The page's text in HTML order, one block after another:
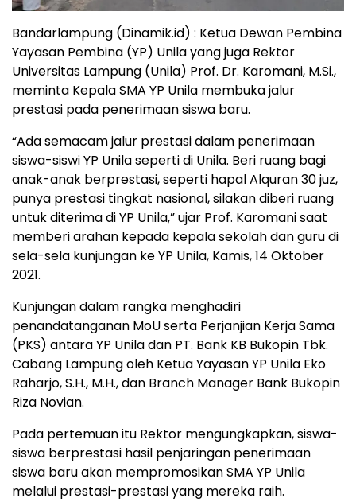
Bandarlampung (Dinamik.id) : Ketua Dewan Pembina
Yayasan Pembina (YP) Unila yang juga Rektor
Universitas Lampung (Unila) Prof. Dr. Karomani, M.Si.,
meminta Kepala SMA YP Unila membuka jalur
prestasi pada penerimaan siswa baru.
“Ada semacam jalur prestasi dalam penerimaan
siswa-siswi YP Unila seperti di Unila. Beri ruang bagi
anak-anak berprestasi, seperti hapal Alquran 30 juz,
punya prestasi tingkat nasional, silakan diberi ruang
untuk diterima di YP Unila,” ujar Prof. Karomani saat
memberi arahan kepada kepala sekolah dan guru di
sela-sela kunjungan ke YP Unila, Kamis, 14 Oktober
2021.
Kunjungan dalam rangka menghadiri
penandatanganan MoU serta Perjanjian Kerja Sama
(PKS) antara YP Unila dan PT. Bank KB Bukopin Tbk.
Cabang Lampung oleh Ketua Yayasan YP Unila Eko
Raharjo, S.H., M.H., dan Branch Manager Bank Bukopin
Riza Novian.
Pada pertemuan itu Rektor mengungkapkan, siswa-
siswa berprestasi hasil penjaringan penerimaan
siswa baru akan mempromosikan SMA YP Unila
melalui prestasi-prestasi yang mereka raih.